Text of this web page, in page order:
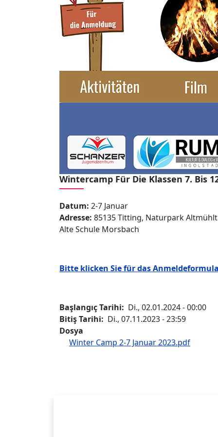
Wintercamp Für Die Klassen 7. Bis
Datum: 2-7 Januar
Adresse: 85135 Titting, Naturpark
Alte Schule Morsbach
Bitte klicken Sie für das
Başlangıç Tarihi
Di., 02.01.2024 - 00:00
Bitiş Tarihi
Di., 07.11.2023 - 23:59
Dosya
Winter Camp 2-7 Januar 2023.pdf